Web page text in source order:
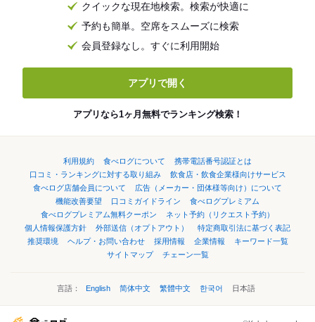
クイックな現在地検索。検索が快適に
予約も簡単。空席をスムーズに検索
会員登録なし。すぐに利用開始
アプリで開く
アプリなら1ヶ月無料でランキング検索！
利用規約 食べログについて
携帯電話番号認証とは
口コミ・ランキングに対する取り組み
飲食店・飲食企業様向けサービス
食べログ店舗会員について
広告（メーカー・団体様等向け）について
機能改善要望
口コミガイドライン
食べログプレミアム
食べログプレミアム無料クーポン
ネット予約（リクエスト予約）
個人情報保護方針
外部送信（オプトアウト）
特定商取引法に基づく表記
推奨環境
ヘルプ・お問い合わせ 採用情報 企業情報
キーワード一覧
サイトマップ
チェーン一覧
言語： English 简体中文 繁體中文 한국어 日本語